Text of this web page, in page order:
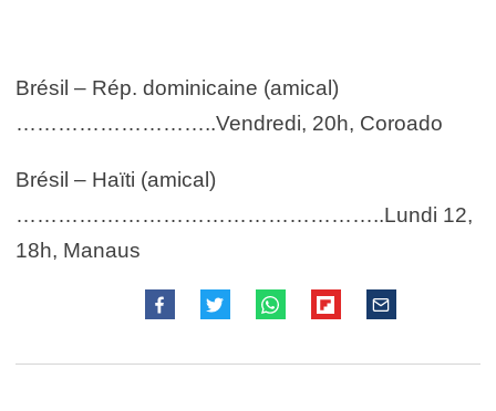
Brésil – Rép. dominicaine (amical)
………………………..Vendredi, 20h, Coroado
Brésil – Haïti (amical)
……………………………………………..Lundi 12,
18h, Manaus